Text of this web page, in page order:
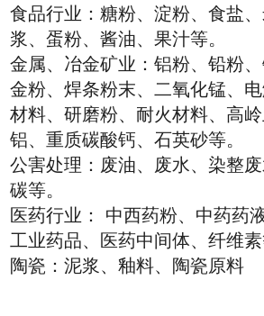
食品行业：糖粉、淀粉、食盐
浆、蛋粉、酱油、果汁等。
金属、冶金矿业：铝粉、铅粉
金粉、焊条粉末、二氧化锰、
材料、研磨粉、耐火材料、高
铝、重质碳酸钙、石英砂等。
公害处理：废油、废水、染整
碳等。
医药行业： 中西药粉、中药药
工业药品、医药中间体、纤维
陶瓷：泥浆、釉料、陶瓷原料